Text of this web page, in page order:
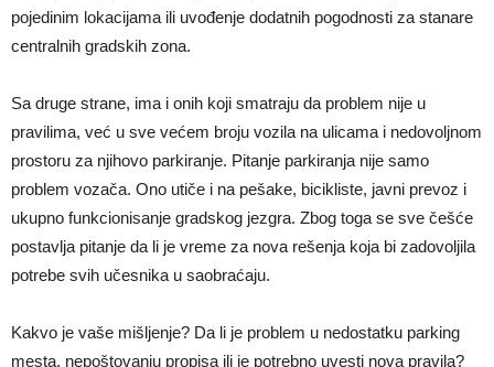
pojedinim lokacijama ili uvođenje dodatnih pogodnosti za stanare
centralnih gradskih zona.
Sa druge strane, ima i onih koji smatraju da problem nije u
pravilima, već u sve većem broju vozila na ulicama i nedovoljnom
prostoru za njihovo parkiranje. Pitanje parkiranja nije samo
problem vozača. Ono utiče i na pešake, bicikliste, javni prevoz i
ukupno funkcionisanje gradskog jezgra. Zbog toga se sve češće
postavlja pitanje da li je vreme za nova rešenja koja bi zadovoljila
potrebe svih učesnika u saobraćaju.
Kakvo je vaše mišljenje? Da li je problem u nedostatku parking
mesta, nepoštovanju propisa ili je potrebno uvesti nova pravila?